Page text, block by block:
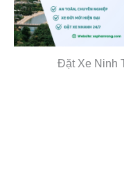
Đặt Xe Ninh